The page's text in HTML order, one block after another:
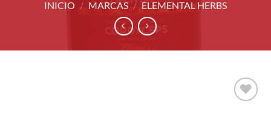
INICIO / MARCAS / ELEMENTAL HERBS